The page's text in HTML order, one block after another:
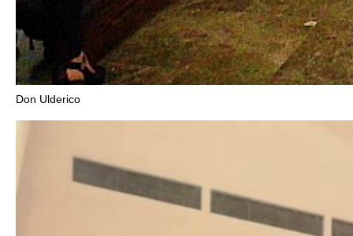
Don Ulderico